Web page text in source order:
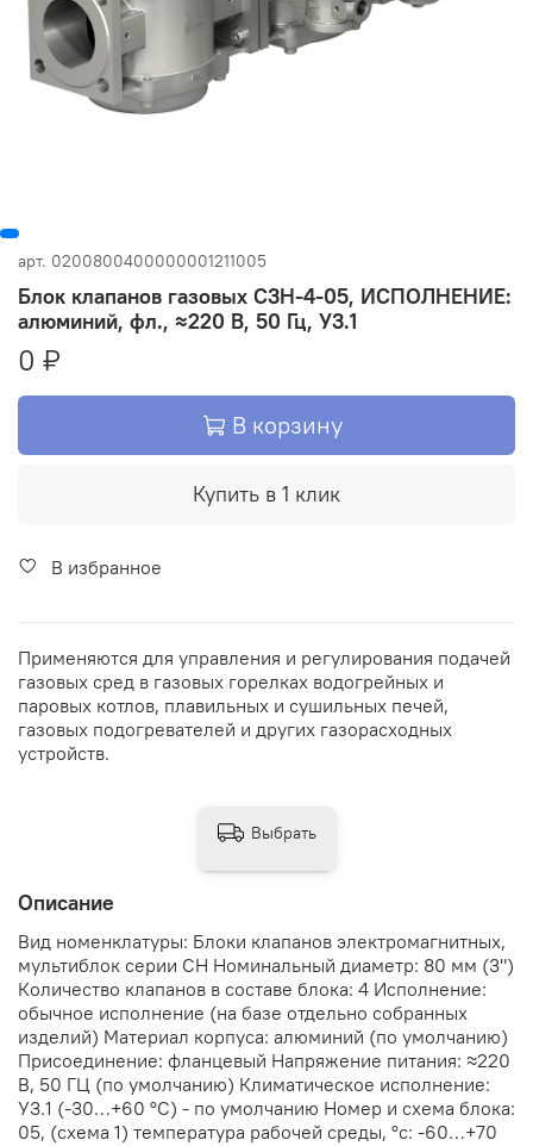
арт. 0200800400000001211005
Блок клапанов газовых С3Н-4-05, ИСПОЛНЕНИЕ:
алюминий, фл., ≈220 В, 50 Гц, У3.1
0 ₽
В корзину
Купить в 1 клик
В избранное
Применяются для управления и регулирования подачей
газовых сред в газовых горелках водогрейных и
паровых котлов, плавильных и сушильных печей,
газовых подогревателей и других газорасходных
устройств.
Описание
Вид номенклатуры: Блоки клапанов электромагнитных,
мультиблок серии СН Номинальный диаметр: 80 мм (3")
Количество клапанов в составе блока: 4 Исполнение:
обычное исполнение (на базе отдельно собранных
изделий) Материал корпуса: алюминий (по умолчанию)
Присоединение: фланцевый Напряжение питания: ≈220
В, 50 ГЦ (по умолчанию) Климатическое исполнение:
У3.1 (-30…+60 °С) - по умолчанию Номер и схема блока:
05, (схема 1) температура рабочей среды, °с: -60…+70
Выбрать